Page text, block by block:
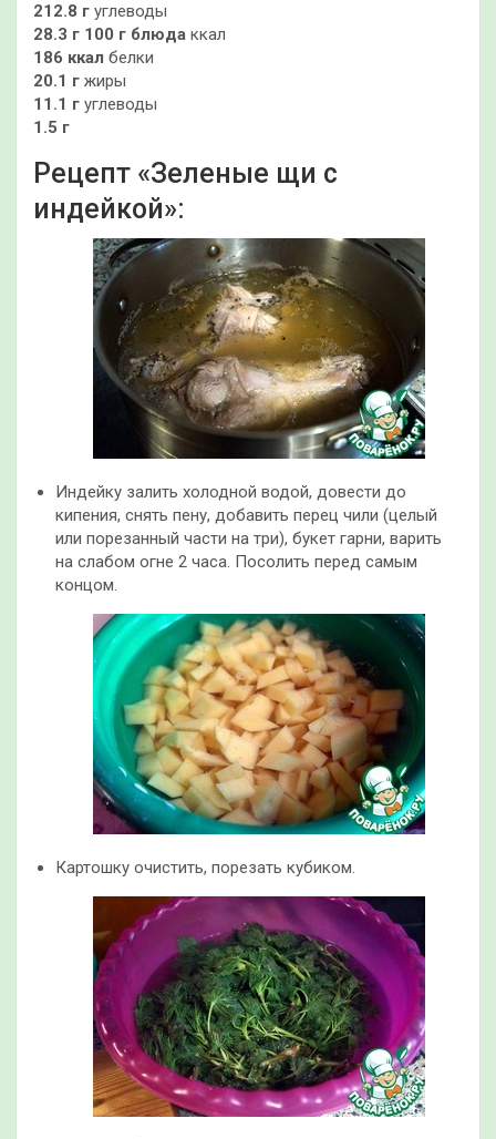
212.8 г углеводы
28.3 г 100 г блюда ккал
186 ккал белки
20.1 г жиры
11.1 г углеводы
1.5 г
Рецепт «Зеленые щи с
индейкой»:
Индейку залить холодной водой, довести до
кипения, снять пену, добавить перец чили (целый
или порезанный части на три), букет гарни, варить
на слабом огне 2 часа. Посолить перед самым
концом.
Картошку очистить, порезать кубиком.